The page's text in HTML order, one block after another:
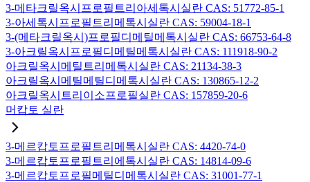
3-메타크릴옥시프로필트리아세톡시실란 CAS: 51772-85-1
3-아세톡시프로필트리메톡시실란 CAS: 59004-18-1
3-(메타크릴옥시)프로필디메틸메톡시실란 CAS: 66753-64-8
3-아크릴옥시프로필디메틸메톡시실란 CAS: 111918-90-2
아크릴옥시메틸트리메톡시실란 CAS: 21134-38-3
아크릴옥시메틸메틸디메톡시실란 CAS: 130865-12-2
아크릴옥시트리이소프로필실란 CAS: 157859-20-6
머캅토 실란
3-메르캅토프로필트리메톡시실란 CAS: 4420-74-0
3-메르캅토프로필트리에톡시실란 CAS: 14814-09-6
3-메르캅토프로필메틸디메톡시실란 CAS: 31001-77-1